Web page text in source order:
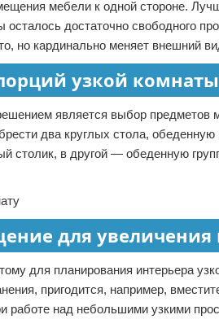
мебели к одной стороне.
осталось достаточно свободного
но кардинально меняет внешний
узкой комнаты
является выбор
два круглых стола,
столик, в другой — обеденную
для увеличения
для планирования интерьера
пригодится, например,
работе над небольшими узкими